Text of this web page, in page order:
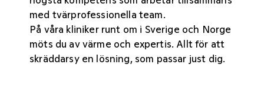
med tvärprofessionella team.
På våra klinikerrunt om i Sverige och Norge
möts du av värme och expertis. Allt för att
skräddarsy en lösning, som passar just dig.